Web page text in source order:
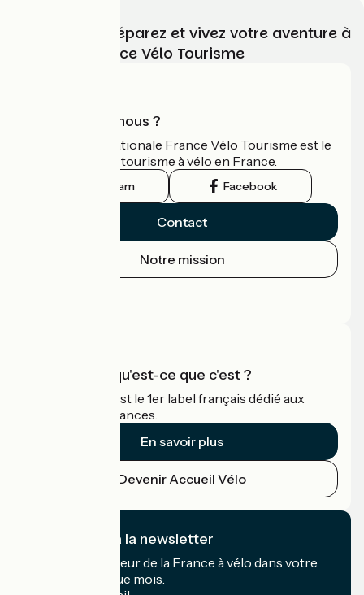
Choisissez, préparez et vivez votre aventure à
vélo avec France Vélo Tourisme
Qui sommes-nous ?
L'association nationale France Vélo Tourisme est le
guide officiel du tourisme à vélo en France.
Instagram Facebook
Contact
Notre mission
Accueil Vélo qu'est-ce que c'est ?
Accueil Vélo c'est le 1er label français dédié aux
cyclistes en vacances.
En savoir plus
Devenir Accueil Vélo
Je m'abonne à la newsletter
Recevez le meilleur de la France à vélo dans votre
boîte mail chaque mois.